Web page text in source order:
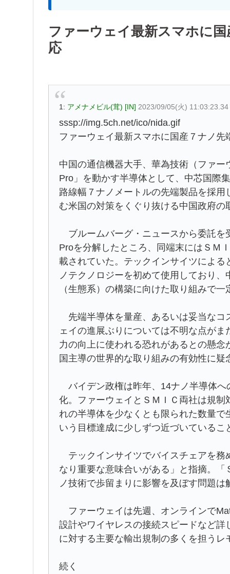
ファーウェイ最新スマホに
応
1: アメナメビル(茸) [IN] 2023/09/05(火)
sssp://img.5ch.net/ico/nida.gif
ファーウェイ最新スマホに国産７ナノ先
中国の通信機器大手、華為技術（ファ
Pro」を動かす半導体として、中芯国際
路線幅７ナノメートルの先端製品を採
む米国の対策をくぐり抜ける中国政府
ブルームバーグ・ニュースから委託を
Proを分解したところ、同端末にはＳＭ
載されていた。テックインサイツによ
ノテクノロジーを初めて使用しており
（生態系）の構築に向けた取り組みで
先端半導体を量産、あるいは妥当なコ
ェイの進展ぶりについては不明な点が
力の向上に使われる恐れがあるとの懸
国主導の世界的な取り組みの有効性に疑
バイデン政権は昨年、14ナノ半導体へ
化。ファーウェイとＳＭＩＣ両社は規
れの半導体を少なくとも限られた数量
いう目標達成に少しずつ近づいているこ
テックインサイツでバイスチェアを務
なり重要な意味合いがある」と指摘。
ノ技術で歩留まりに影響を及ぼす問題
ファーウェイは先週、オンラインで
設計やワイヤレスの接続スピードなど
に対する主要な輸出規制の多くを担う
続く